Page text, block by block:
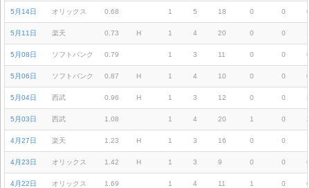
5月14日 オリックス 0.68 1 5 18 0 0 0
5月11日 楽天 0.73 H 1 4 20 0 0
5月08日 ソフトバンク 0.79 1 3 11 0 0 0
5月06日 ソフトバンク 0.87 H 1 4 10 0 0 0
5月04日 西武 0.96 H 1 3 12 0 0 3
5月03日 西武 1.08 1 4 20 1 0 2
4月27日 楽天 1.23 H 1 3 16 0 0
4月23日 オリックス 1.42 H 1 3 9 0 0 0
4月22日 オリックス 1.69 1 4 11 1 0 0